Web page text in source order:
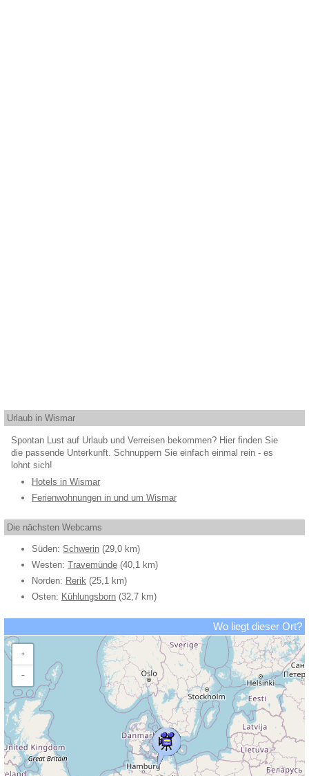
Urlaub in Wismar
Spontan Lust auf Urlaub und Verreisen bekommen? Hier finden Sie
die passende Unterkunft. Schnuppern Sie einfach einmal rein - es
lohnt sich!
Hotels in Wismar
Ferienwohnungen in und um Wismar
Die nächsten Webcams
Süden: Schwerin (29,0 km)
Westen: Travemünde (40,1 km)
Norden: Rerik (25,1 km)
Osten: Kühlungsborn (32,7 km)
Wo liegt dieser Ort?
+
−